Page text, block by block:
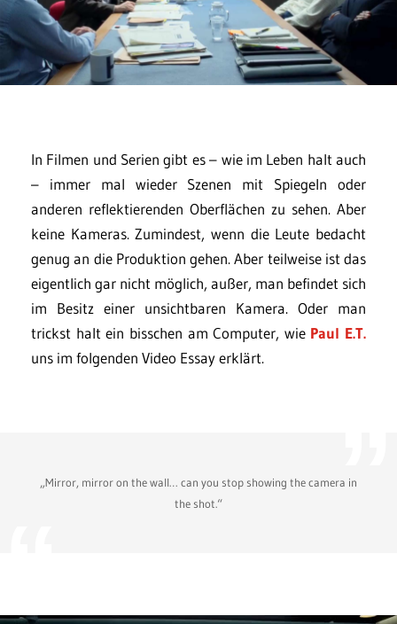
In Filmen und Serien gibt es – wie im Leben halt auch
– immer mal wieder Szenen mit Spiegeln oder
anderen reflektierenden Oberflächen zu sehen. Aber
keine Kameras. Zumindest, wenn die Leute bedacht
genug an die Produktion gehen. Aber teilweise ist das
eigentlich gar nicht möglich, außer, man befindet sich
im Besitz einer unsichtbaren Kamera. Oder man
trickst halt ein bisschen am Computer, wie Paul E.T.
uns im folgenden Video Essay erklärt.
„Mirror, mirror on the wall… can you stop showing the camera in
the shot.“